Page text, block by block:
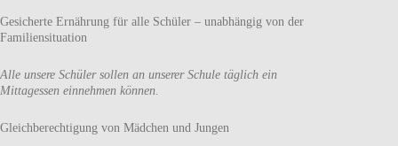
Gesicherte Ernährung für alle Schüler – unabhängig von der
Familiensituation
Alle unsere Schüler sollen an unserer Schule täglich ein
Mittagessen einnehmen können.
Gleichberechtigung von Mädchen und Jungen